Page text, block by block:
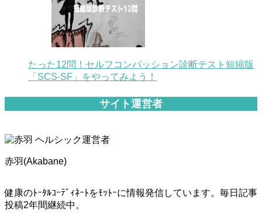
たった12問！セルフコンパッション診断テスト短縮版
「SCS-SF」をやってみよう！
サイト運営者
赤羽(Akabane)
健康のﾄｰﾀﾙｺｰﾃﾞｨﾈｰﾄをﾓｯﾄｰに情報発信しています。毎日記事
投稿2年間継続中。